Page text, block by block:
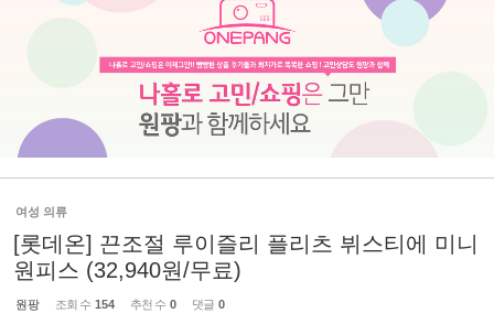
여성 의류
[롯데온] 끈조절 루이즐리 플리츠 뷔스티에 미니
원피스 (32,940원/무료)
원팡 조회 수 154 추천 수 0 댓글 0